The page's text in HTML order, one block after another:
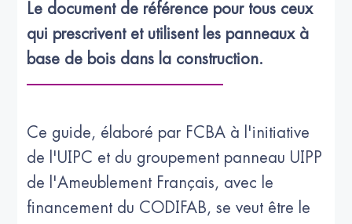
Le document de référence pour tous ceux
qui prescrivent et utilisent les panneaux à
base de bois dans la construction.
Ce guide, élaboré par FCBA à l'initiative
de l'UIPC et du groupement panneau UIPP
de l'Ameublement Français, avec le
financement du CODIFAB, se veut être le